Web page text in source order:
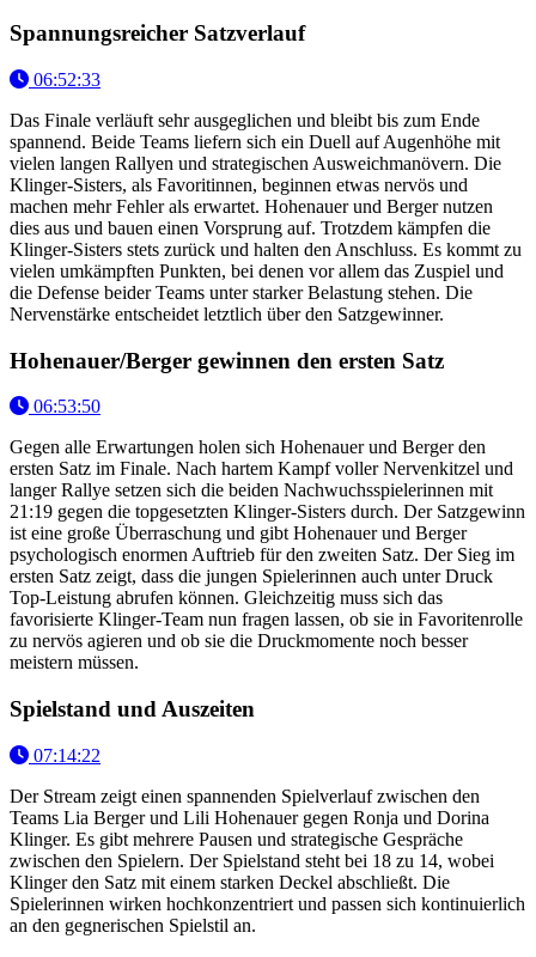
Spannungsreicher Satzverlauf
06:52:33
Das Finale verläuft sehr ausgeglichen und bleibt bis zum Ende
spannend. Beide Teams liefern sich ein Duell auf Augenhöhe mit
vielen langen Rallyen und strategischen Ausweichmanövern. Die
Klinger-Sisters, als Favoritinnen, beginnen etwas nervös und
machen mehr Fehler als erwartet. Hohenauer und Berger nutzen
dies aus und bauen einen Vorsprung auf. Trotzdem kämpfen die
Klinger-Sisters stets zurück und halten den Anschluss. Es kommt zu
vielen umkämpften Punkten, bei denen vor allem das Zuspiel und
die Defense beider Teams unter starker Belastung stehen. Die
Nervenstärke entscheidet letztlich über den Satzgewinner.
Hohenauer/Berger gewinnen den ersten Satz
06:53:50
Gegen alle Erwartungen holen sich Hohenauer und Berger den
ersten Satz im Finale. Nach hartem Kampf voller Nervenkitzel und
langer Rallye setzen sich die beiden Nachwuchsspielerinnen mit
21:19 gegen die topgesetzten Klinger-Sisters durch. Der Satzgewinn
ist eine große Überraschung und gibt Hohenauer und Berger
psychologisch enormen Auftrieb für den zweiten Satz. Der Sieg im
ersten Satz zeigt, dass die jungen Spielerinnen auch unter Druck
Top-Leistung abrufen können. Gleichzeitig muss sich das
favorisierte Klinger-Team nun fragen lassen, ob sie in Favoritenrolle
zu nervös agieren und ob sie die Druckmomente noch besser
meistern müssen.
Spielstand und Auszeiten
07:14:22
Der Stream zeigt einen spannenden Spielverlauf zwischen den
Teams Lia Berger und Lili Hohenauer gegen Ronja und Dorina
Klinger. Es gibt mehrere Pausen und strategische Gespräche
zwischen den Spielern. Der Spielstand steht bei 18 zu 14, wobei
Klinger den Satz mit einem starken Deckel abschließt. Die
Spielerinnen wirken hochkonzentriert und passen sich kontinuierlich
an den gegnerischen Spielstil an.